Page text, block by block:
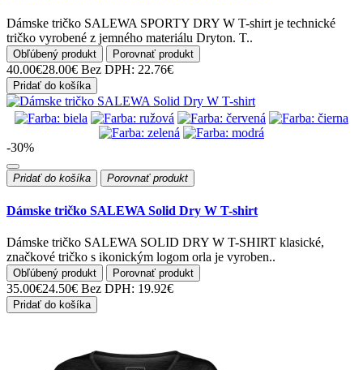
Dámske tričko SALEWA SPORTY DRY W T-shirt je technické
tričko vyrobené z jemného materiálu Dryton. T..
Obľúbený produkt Porovnať produkt
40.00€28.00€ Bez DPH: 22.76€
Pridať do košíka
-30%
Pridať do košíka Porovnať produkt
Dámske tričko SALEWA Solid Dry W T-shirt
Dámske tričko SALEWA SOLID DRY W T-SHIRT klasické,
značkové tričko s ikonickým logom orla je vyroben..
Obľúbený produkt Porovnať produkt
35.00€24.50€ Bez DPH: 19.92€
Pridať do košíka